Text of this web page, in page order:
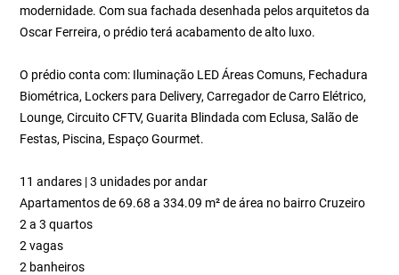
modernidade. Com sua fachada desenhada pelos arquitetos da
Oscar Ferreira, o prédio terá acabamento de alto luxo.
O prédio conta com: Iluminação LED Áreas Comuns, Fechadura
Biométrica, Lockers para Delivery, Carregador de Carro Elétrico,
Lounge, Circuito CFTV, Guarita Blindada com Eclusa, Salão de
Festas, Piscina, Espaço Gourmet.
11 andares | 3 unidades por andar
Apartamentos de 69.68 a 334.09 m² de área no bairro Cruzeiro
2 a 3 quartos
2 vagas
2 banheiros